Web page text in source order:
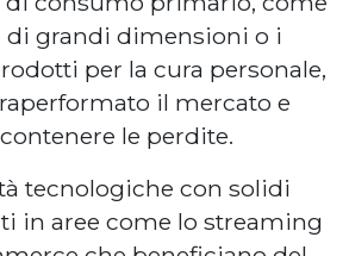
di grandi dimensioni o i
per la cura personale,
il mercato e
le perdite.
tecnologiche con solidi
in aree come lo streaming